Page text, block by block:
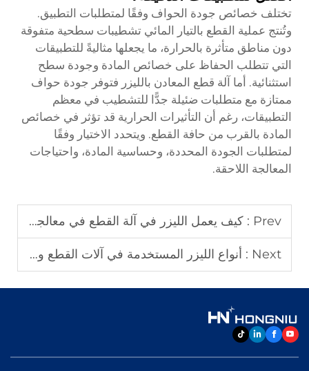
تختلف خصائص جودة الحواف وفقًا لمتطلبات التطبيق.
وتُنتج عملية القطع بالتيار المائي تشطيبات سطحية متفوقة
دون مناطق متأثرة بالحرارة، ما يجعلها مثاليةً للتطبيقات
التي تتطلب الحفاظ على خصائص المادة وجودة سطح
استثنائية. أما آلة قطع المعادن بالليزر فتوفر جودة حواف
ممتازة مع متطلبات ضئيلة جدًّا للتشطيب في معظم
التطبيقات، رغم أن التأثيرات الحرارية قد تؤثر في خصائص
المادة بالقرب من حافة القطع. ويتحدد الاختيار وفقًا
لمتطلبات الجودة المحددة، وحساسية المادة، واحتياجات
المعالجة اللاحقة.
Prev : كيف يعمل الليزر في آلة القطع في معالجة المعادن؟
Next : أنواع الليزر المستخدمة في آلات القطع وتطبيقاتها